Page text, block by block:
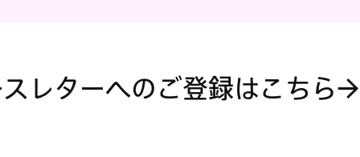
レターへのご登録はこちら→